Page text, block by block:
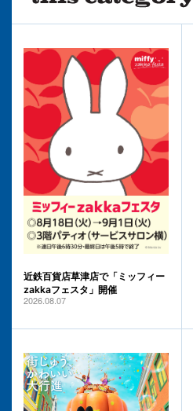
近鉄百貨店草津店で「ミッフィー
zakkaフェスタ」開催
2026.08.07